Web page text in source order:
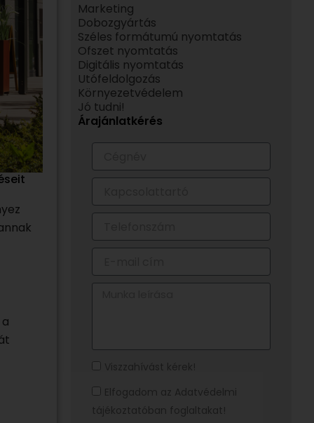
Marketing
Dobozgyártás
Széles formátumú nyomtatás
Ofszet nyomtatás
Digitális nyomtatás
Utófeldolgozás
Környezetvédelem
Jó tudni!
Árajánlatkérés
cím
Visszahívást
Elfogadom
Adatvédelmi
Elfogadom az Adatvédelmi
tájékoztatóban foglaltakat!